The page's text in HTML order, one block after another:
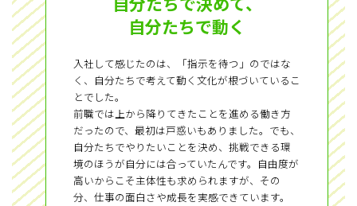
自分たちで動く
入社して感じたのは、「指示を待つ」のではな
く、自分たちで考えて動く文化が根づいているこ
とでした。
前職では上から降りてきたことを進める働き方
だったので、最初は戸惑いもありました。でも、
自分たちでやりたいことを決め、挑戦できる環
境のほうが自分には合っていたんです。自由度が
高いからこそ主体性も求められますが、その
分、仕事の面白さや成長を実感できています。